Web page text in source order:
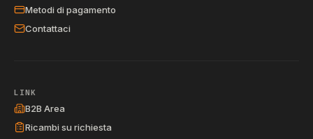
Metodi di pagamento
Contattaci
LINK
B2B Area
Ricambi su richiesta